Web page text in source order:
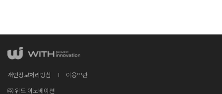
개인정보처리방침
이용약관
㈜ 위드 이노베이션